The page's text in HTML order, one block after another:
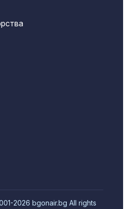
2026 bgonair.bg All rights